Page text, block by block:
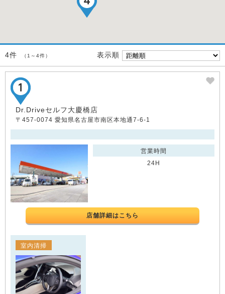
4件 （1～4件） 表示順
Dr.Driveセルフ大慶橋店
〒457-0074 愛知県名古屋市南区本地通7-6-1
営業時間
24H
店舗詳細はこちら
室内清掃